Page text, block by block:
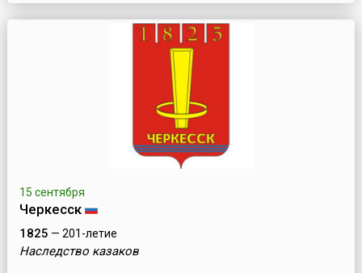
15 сентября
Черкесск
1825 — 201-летие
Наследство казаков